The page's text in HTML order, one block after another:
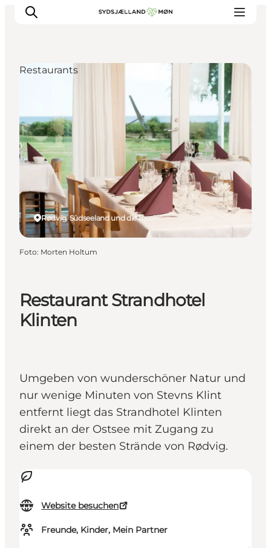
Städte und Orte
Events
Essen
Unterkunft
Reise planen
Restaurant Strandhotel
Klinten
Umgeben von wunderschöner Natur und
nur wenige Minuten von Stevns Klint
entfernt liegt das Strandhotel Klinten
direkt an der Ostsee mit Zugang zu
einem der besten Strände von Rødvig.
Website besuchen
Freunde, Kinder, Mein Partner
Rødvig, Südseeland und die Inseln
Restaurants
Foto: Morten Holtum